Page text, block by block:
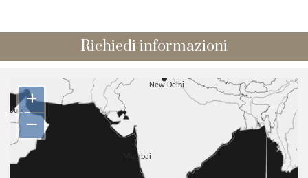
Richiedi informazioni
+
–